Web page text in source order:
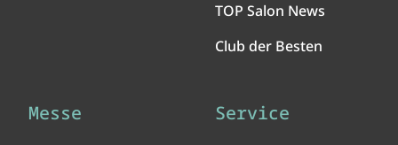
TOP Salon News
Club der Besten
Messe Service